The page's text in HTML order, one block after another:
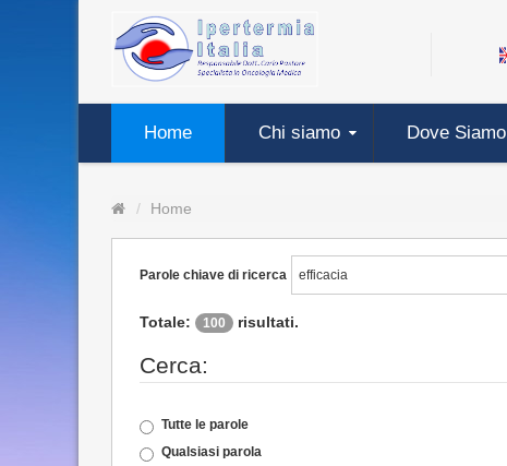
Home Chi siamo Dove Siamo
Home
Parole chiave di ricerca
Totale: 100 risultati.
Cerca:
Tutte le parole
Qualsiasi parola